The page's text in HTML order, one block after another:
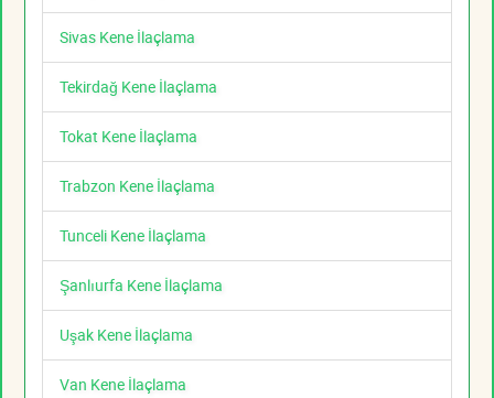
Sivas Kene İlaçlama
Tekirdağ Kene İlaçlama
Tokat Kene İlaçlama
Trabzon Kene İlaçlama
Tunceli Kene İlaçlama
Şanlıurfa Kene İlaçlama
Uşak Kene İlaçlama
Van Kene İlaçlama